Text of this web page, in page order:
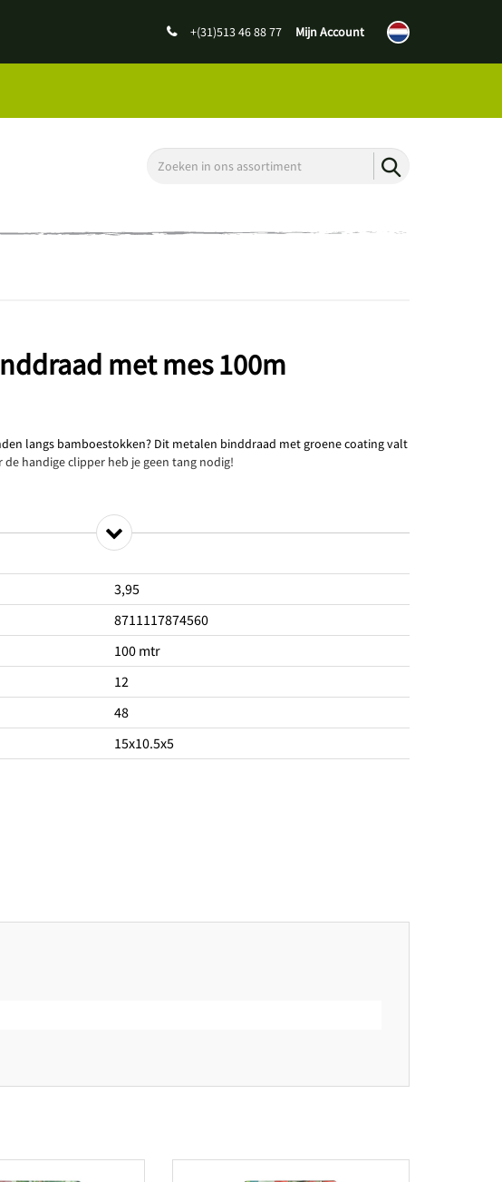
+(31)513 46 88 77 Mijn Account
met mes 100m
langs bamboestokken? Dit metalen binddraad met groene coating valt
handige clipper heb je geen tang nodig!
3,95
8711117874560
100 mtr
12
48
15x10.5x5